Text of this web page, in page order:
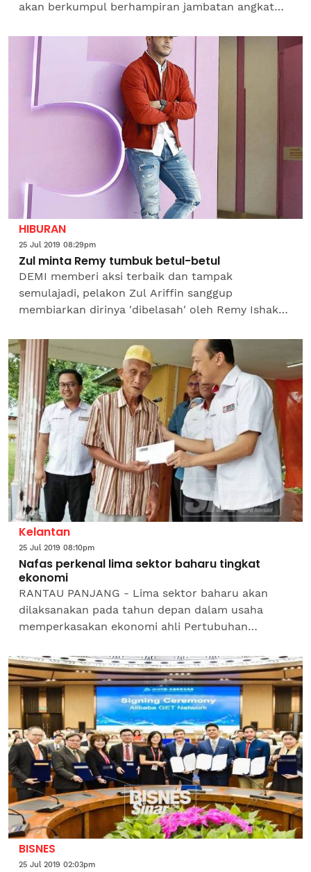
akan berkumpul berhampiran jambatan angkat
diadakan bermula hari ini...
HIBURAN
25 Jul 2019 08:29pm
Zul minta Remy tumbuk betul-betul
DEMI memberi aksi terbaik dan tampak
semulajadi, pelakon Zul Ariffin sanggup
membiarkan dirinya 'dibelasah' oleh Remy Ishak
(mixed martial art...
Kelantan
25 Jul 2019 08:10pm
Nafas perkenal lima sektor baharu tingkat
ekonomi
RANTAU PANJANG - Lima sektor baharu akan
dilaksanakan pada tahun depan dalam usaha
memperkasakan ekonomi ahli Pertubuhan
Pengarah Nafas, Mohd Hisyamuddin...
BISNES
25 Jul 2019 02:03pm